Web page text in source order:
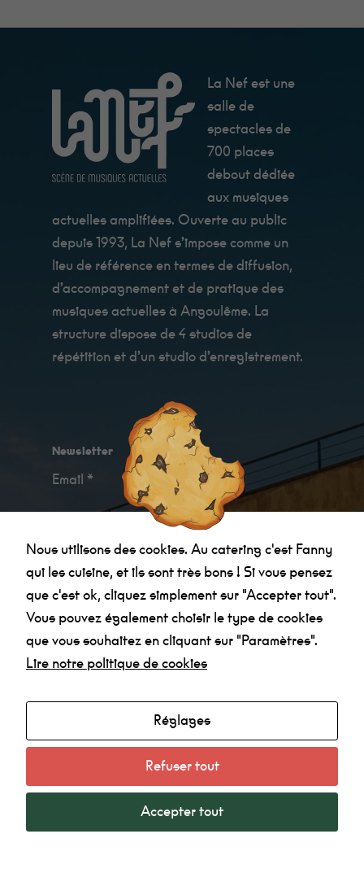
La Nef est une
salle de
spectacles de
700 places
debout dédiée
aux musiques
actuelles amplifiées. Ouverte au public
depuis 1993, La Nef s’impose comme un
lieu de référence en termes de diffusion,
d’accompagnement et de pratique des
musiques actuelles à Angoulême. La
structure dispose de 4 studios de
répétition et d’un studio d’enregistrement.
Newsletter
Email *
Je confirme avoirpris connaissance des
informations relatives à la politique de
confidentialité.
Agenda
Radio
Nous utilisons des cookies. Au catering c'est Fanny
qui les cuisine, et ils sont très bons ! Si vous pensez
que c'est ok, cliquez simplement sur "Accepter tout".
Vous pouvez également choisir le type de cookies
que vous souhaitez en cliquant sur "Paramètres".
Lire notre politique de cookies
Réglages
Refuser tout
Accepter tout
Minimum
Ces cookies ne
sont pas
facultatifs. Ils
nécessaires au
bon !
Statistiques
Afin que
puissions
améliorer la
fonctionnalité
et la
site Web, en
fonction de la
manière dont
Expérience
Afin que notre
fonctionne au
mieux lors de
vous refusez